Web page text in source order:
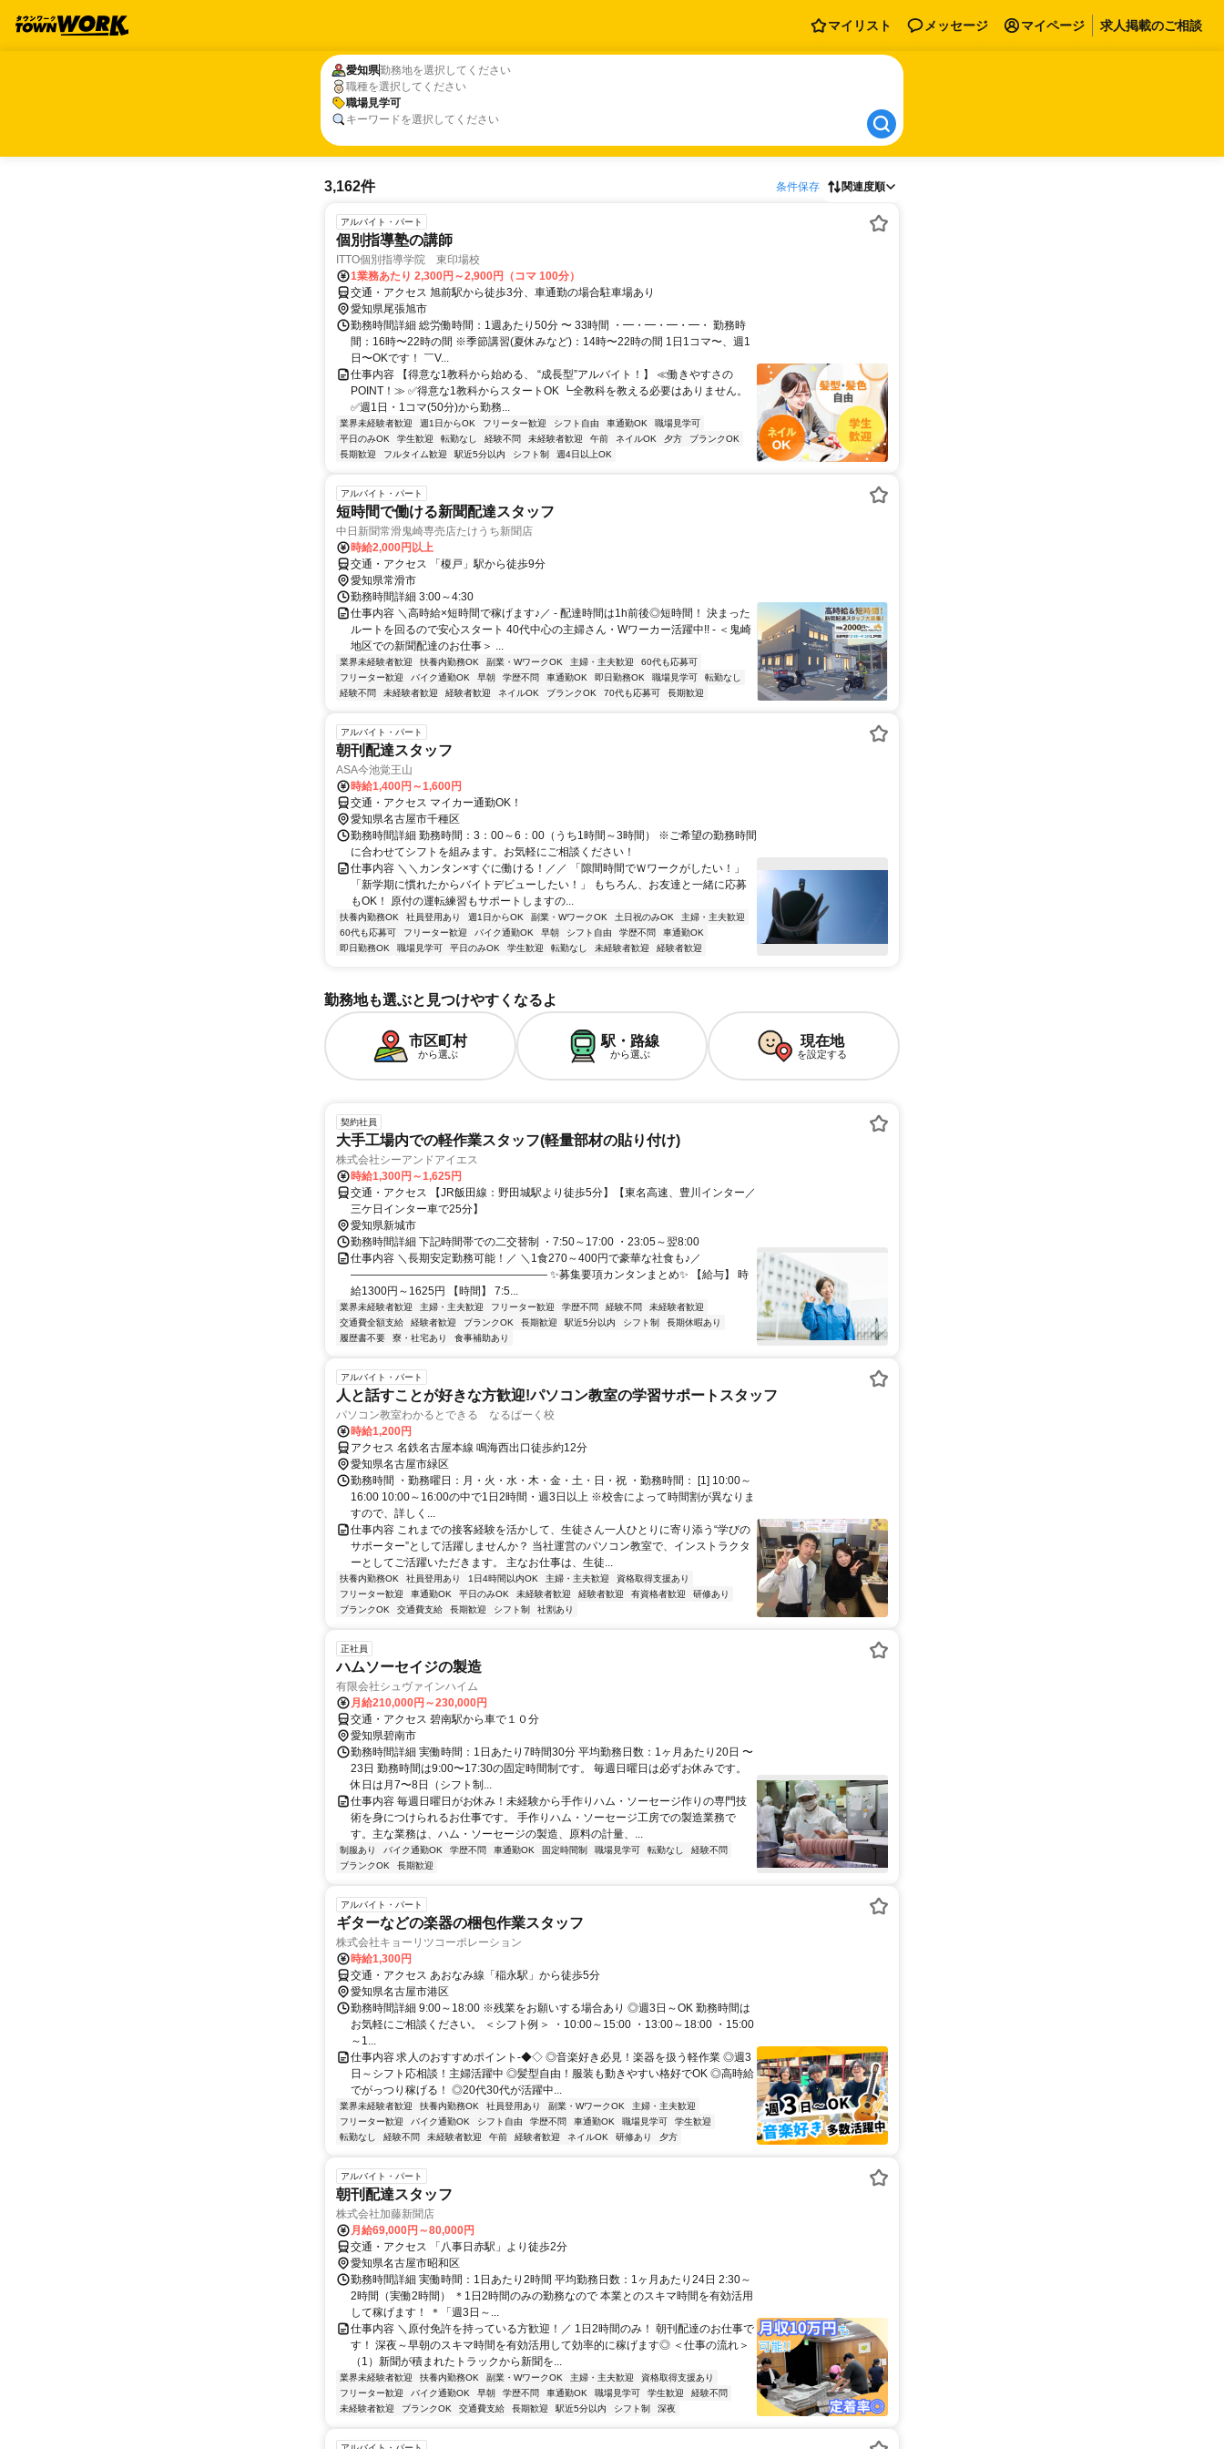
マイリスト メッセージ マイページ 求人掲載のご相談
愛知県勤務地を選択してください
職種を選択してください
職場見学可
キーワードを選択してください
愛知県
職場見学可
3,162件 条件保存 関連度順
アルバイト・パート
個別指導塾の講師
ITTO個別指導学院 東印場校
1業務あたり 2,300円～2,900円（コマ 100分）
交通・アクセス 旭前駅から徒歩3分、車通勤の場合駐車場あり
愛知県尾張旭市
勤務時間詳細 総労働時間：1週あたり50分 〜 33時間 ・━・━・━・━・ 勤務時
間：16時〜22時の間 ※季節講習(夏休みなど)：14時〜22時の間 1日1コマ〜、週1
日〜OKです！ ￣V...
仕事内容 【得意な1教科から始める、 “成長型”アルバイト！】 ≪働きやすさの
POINT！≫ ✅得意な1教科からスタートOK ┗全教科を教える必要はありません。
✅週1日・1コマ(50分)から勤務...
業界未経験者歓迎 週1日からOK フリーター歓迎 シフト自由 車通勤OK
職場見学可
平日のみOK
学生歓迎 転勤なし 経験不問 未経験者歓迎 午前 ネイルOK 夕方
ブランクOK
長期歓迎
フルタイム歓迎 駅近5分以内 シフト制 週4日以上OK
アルバイト・パート
短時間で働ける新聞配達スタッフ
中日新聞常滑鬼崎専売店たけうち新聞店
時給2,000円以上
交通・アクセス 「榎戸」駅から徒歩9分
愛知県常滑市
勤務時間詳細 3:00～4:30
仕事内容 ＼高時給×短時間で稼げます♪／ - 配達時間は1h前後◎短時間！ 決まった
ルートを回るので安心スタート 40代中心の主婦さん・Wワーカー活躍中!! - ＜鬼崎
地区での新聞配達のお仕事＞ ...
業界未経験者歓迎 扶養内勤務OK 副業・WワークOK 主婦・主夫歓迎
60代も応募可
フリーター歓迎
バイク通勤OK 早朝 学歴不問 車通勤OK 即日勤務OK 職場見学可
転勤なし
経験不問
未経験者歓迎 経験者歓迎 ネイルOK ブランクOK 70代も応募可 長期歓迎
アルバイト・パート
朝刊配達スタッフ
ASA今池覚王山
時給1,400円～1,600円
交通・アクセス マイカー通勤OK！
愛知県名古屋市千種区
勤務時間詳細 勤務時間：3：00～6：00（うち1時間～3時間） ※ご希望の勤務時間
に合わせてシフトを組みます。お気軽にご相談ください！
仕事内容 ＼＼カンタン×すぐに働ける！／／ 「隙間時間でＷワークがしたい！」
「新学期に慣れたからバイトデビューしたい！」 もちろん、お友達と一緒に応募
もOK！ 原付の運転練習もサポートしますの...
扶養内勤務OK 社員登用あり 週1日からOK 副業・WワークOK 土日祝のみOK
主婦・主夫歓迎
60代も応募可
フリーター歓迎 バイク通勤OK 早朝 シフト自由 学歴不問
車通勤OK
即日勤務OK
職場見学可 平日のみOK 学生歓迎 転勤なし 未経験者歓迎 経験者歓迎
勤務地も選ぶと見つけやすくなるよ
市区町村
から選ぶ
駅・路線
から選ぶ
現在地
を設定する
契約社員
大手工場内での軽作業スタッフ(軽量部材の貼り付け)
株式会社シーアンドアイエス
時給1,300円～1,625円
交通・アクセス 【JR飯田線：野田城駅より徒歩5分】【東名高速、豊川インター／
三ケ日インター車で25分】
愛知県新城市
勤務時間詳細 下記時間帯での二交替制 ・7:50～17:00 ・23:05～翌8:00
仕事内容 ＼長期安定勤務可能！／ ＼1食270～400円で豪華な社食も♪／
―――――――――――――――――― ✨募集要項カンタンまとめ✨ 【給与】 時
給1300円～1625円 【時間】 7:5...
業界未経験者歓迎 主婦・主夫歓迎 フリーター歓迎 学歴不問 経験不問
未経験者歓迎
交通費全額支給
経験者歓迎 ブランクOK 長期歓迎 駅近5分以内 シフト制
長期休暇あり
履歴書不要
寮・社宅あり 食事補助あり
アルバイト・パート
人と話すことが好きな方歓迎!パソコン教室の学習サポートスタッフ
パソコン教室わかるとできる なるぱーく校
時給1,200円
アクセス 名鉄名古屋本線 鳴海西出口徒歩約12分
愛知県名古屋市緑区
勤務時間 ・勤務曜日：月・火・水・木・金・土・日・祝 ・勤務時間： [1] 10:00～
16:00 10:00～16:00の中で1日2時間・週3日以上 ※校舎によって時間割が異なりま
すので、詳しく...
仕事内容 これまでの接客経験を活かして、生徒さん一人ひとりに寄り添う“学びの
サポーター”として活躍しませんか？ 当社運営のパソコン教室で、インストラクタ
ーとしてご活躍いただきます。 主なお仕事は、生徒...
扶養内勤務OK 社員登用あり 1日4時間以内OK 主婦・主夫歓迎
資格取得支援あり
フリーター歓迎
車通勤OK 平日のみOK 未経験者歓迎 経験者歓迎 有資格者歓迎
研修あり
ブランクOK
交通費支給 長期歓迎 シフト制 社割あり
正社員
ハムソーセイジの製造
有限会社シュヴァインハイム
月給210,000円～230,000円
交通・アクセス 碧南駅から車で１０分
愛知県碧南市
勤務時間詳細 実働時間：1日あたり7時間30分 平均勤務日数：1ヶ月あたり20日 〜
23日 勤務時間は9:00〜17:30の固定時間制です。 毎週日曜日は必ずお休みです。
休日は月7〜8日（シフト制...
仕事内容 毎週日曜日がお休み！未経験から手作りハム・ソーセージ作りの専門技
術を身につけられるお仕事です。 手作りハム・ソーセージ工房での製造業務で
す。主な業務は、ハム・ソーセージの製造、原料の計量、...
制服あり バイク通勤OK 学歴不問 車通勤OK 固定時間制 職場見学可 転勤なし
経験不問
ブランクOK
長期歓迎
アルバイト・パート
ギターなどの楽器の梱包作業スタッフ
株式会社キョーリツコーポレーション
時給1,300円
交通・アクセス あおなみ線「稲永駅」から徒歩5分
愛知県名古屋市港区
勤務時間詳細 9:00～18:00 ※残業をお願いする場合あり ◎週3日～OK 勤務時間は
お気軽にご相談ください。 ＜シフト例＞ ・10:00～15:00 ・13:00～18:00 ・15:00
～1...
仕事内容 求人のおすすめポイント-◆◇ ◎音楽好き必見！楽器を扱う軽作業 ◎週3
日～シフト応相談！主婦活躍中 ◎髪型自由！服装も動きやすい格好でOK ◎高時給
でがっつり稼げる！ ◎20代30代が活躍中...
業界未経験者歓迎 扶養内勤務OK 社員登用あり 副業・WワークOK
主婦・主夫歓迎
フリーター歓迎
バイク通勤OK シフト自由 学歴不問 車通勤OK 職場見学可
学生歓迎
転勤なし
経験不問 未経験者歓迎 午前 経験者歓迎 ネイルOK 研修あり 夕方
アルバイト・パート
朝刊配達スタッフ
株式会社加藤新聞店
月給69,000円～80,000円
交通・アクセス 「八事日赤駅」より徒歩2分
愛知県名古屋市昭和区
勤務時間詳細 実働時間：1日あたり2時間 平均勤務日数：1ヶ月あたり24日 2:30～
2時間（実働2時間） ＊1日2時間のみの勤務なので 本業とのスキマ時間を有効活用
して稼げます！ ＊「週3日～...
仕事内容 ＼原付免許を持っている方歓迎！／ 1日2時間のみ！ 朝刊配達のお仕事で
す！ 深夜～早朝のスキマ時間を有効活用して効率的に稼げます◎ ＜仕事の流れ＞
（1）新聞が積まれたトラックから新聞を...
業界未経験者歓迎 扶養内勤務OK 副業・WワークOK 主婦・主夫歓迎
資格取得支援あり
フリーター歓迎
バイク通勤OK 早朝 学歴不問 車通勤OK 職場見学可 学生歓迎
経験不問
未経験者歓迎
ブランクOK 交通費支給 長期歓迎 駅近5分以内 シフト制 深夜